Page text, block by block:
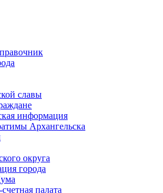
славы
информация
Архангельска
округа
города
палата